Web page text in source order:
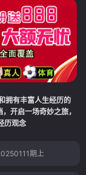
拥有丰富人生经历的
开启一场奇妙之旅，
历观念
期上